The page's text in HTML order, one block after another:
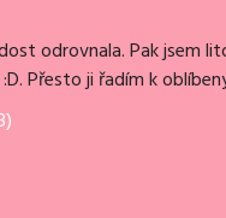
odrovnala. Pak jsem
Přesto ji řadím k